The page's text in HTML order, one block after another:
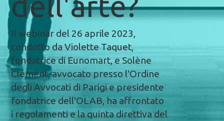
Il webinar del 26 aprile 2023,
condotto da Violette Taquet,
fondatrice di Eunomart, e Solène
Clément, avvocato presso l'Ordine
degli Avvocati di Parigi e presidente
fondatrice dell'OLAB, ha affrontato
i regolamenti e la quinta direttiva del